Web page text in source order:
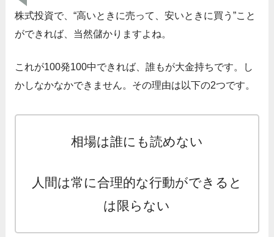
株式投資で、“高いときに売って、安いときに買う”こと
ができれば、当然儲かりますよね。
これが100発100中できれば、誰もが大金持ちです。し
かしなかなかできません。その理由は以下の2つです。
相場は誰にも読めない
人間は常に合理的な行動ができると
は限らない